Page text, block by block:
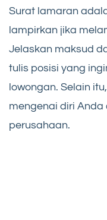
Surat lamaran
lampirkan jika
Jelaskan maksud
tulis posisi yang
lowongan. Selain
mengenai diri
perusahaan.